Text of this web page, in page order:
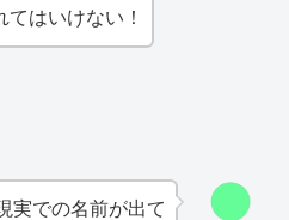
はいけない！
実での名前が出て